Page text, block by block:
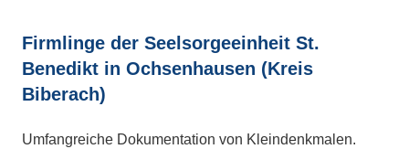
Firmlinge der Seelsorgeeinheit St.
Benedikt in Ochsenhausen (Kreis
Biberach)
Umfangreiche Dokumentation von Kleindenkmalen.